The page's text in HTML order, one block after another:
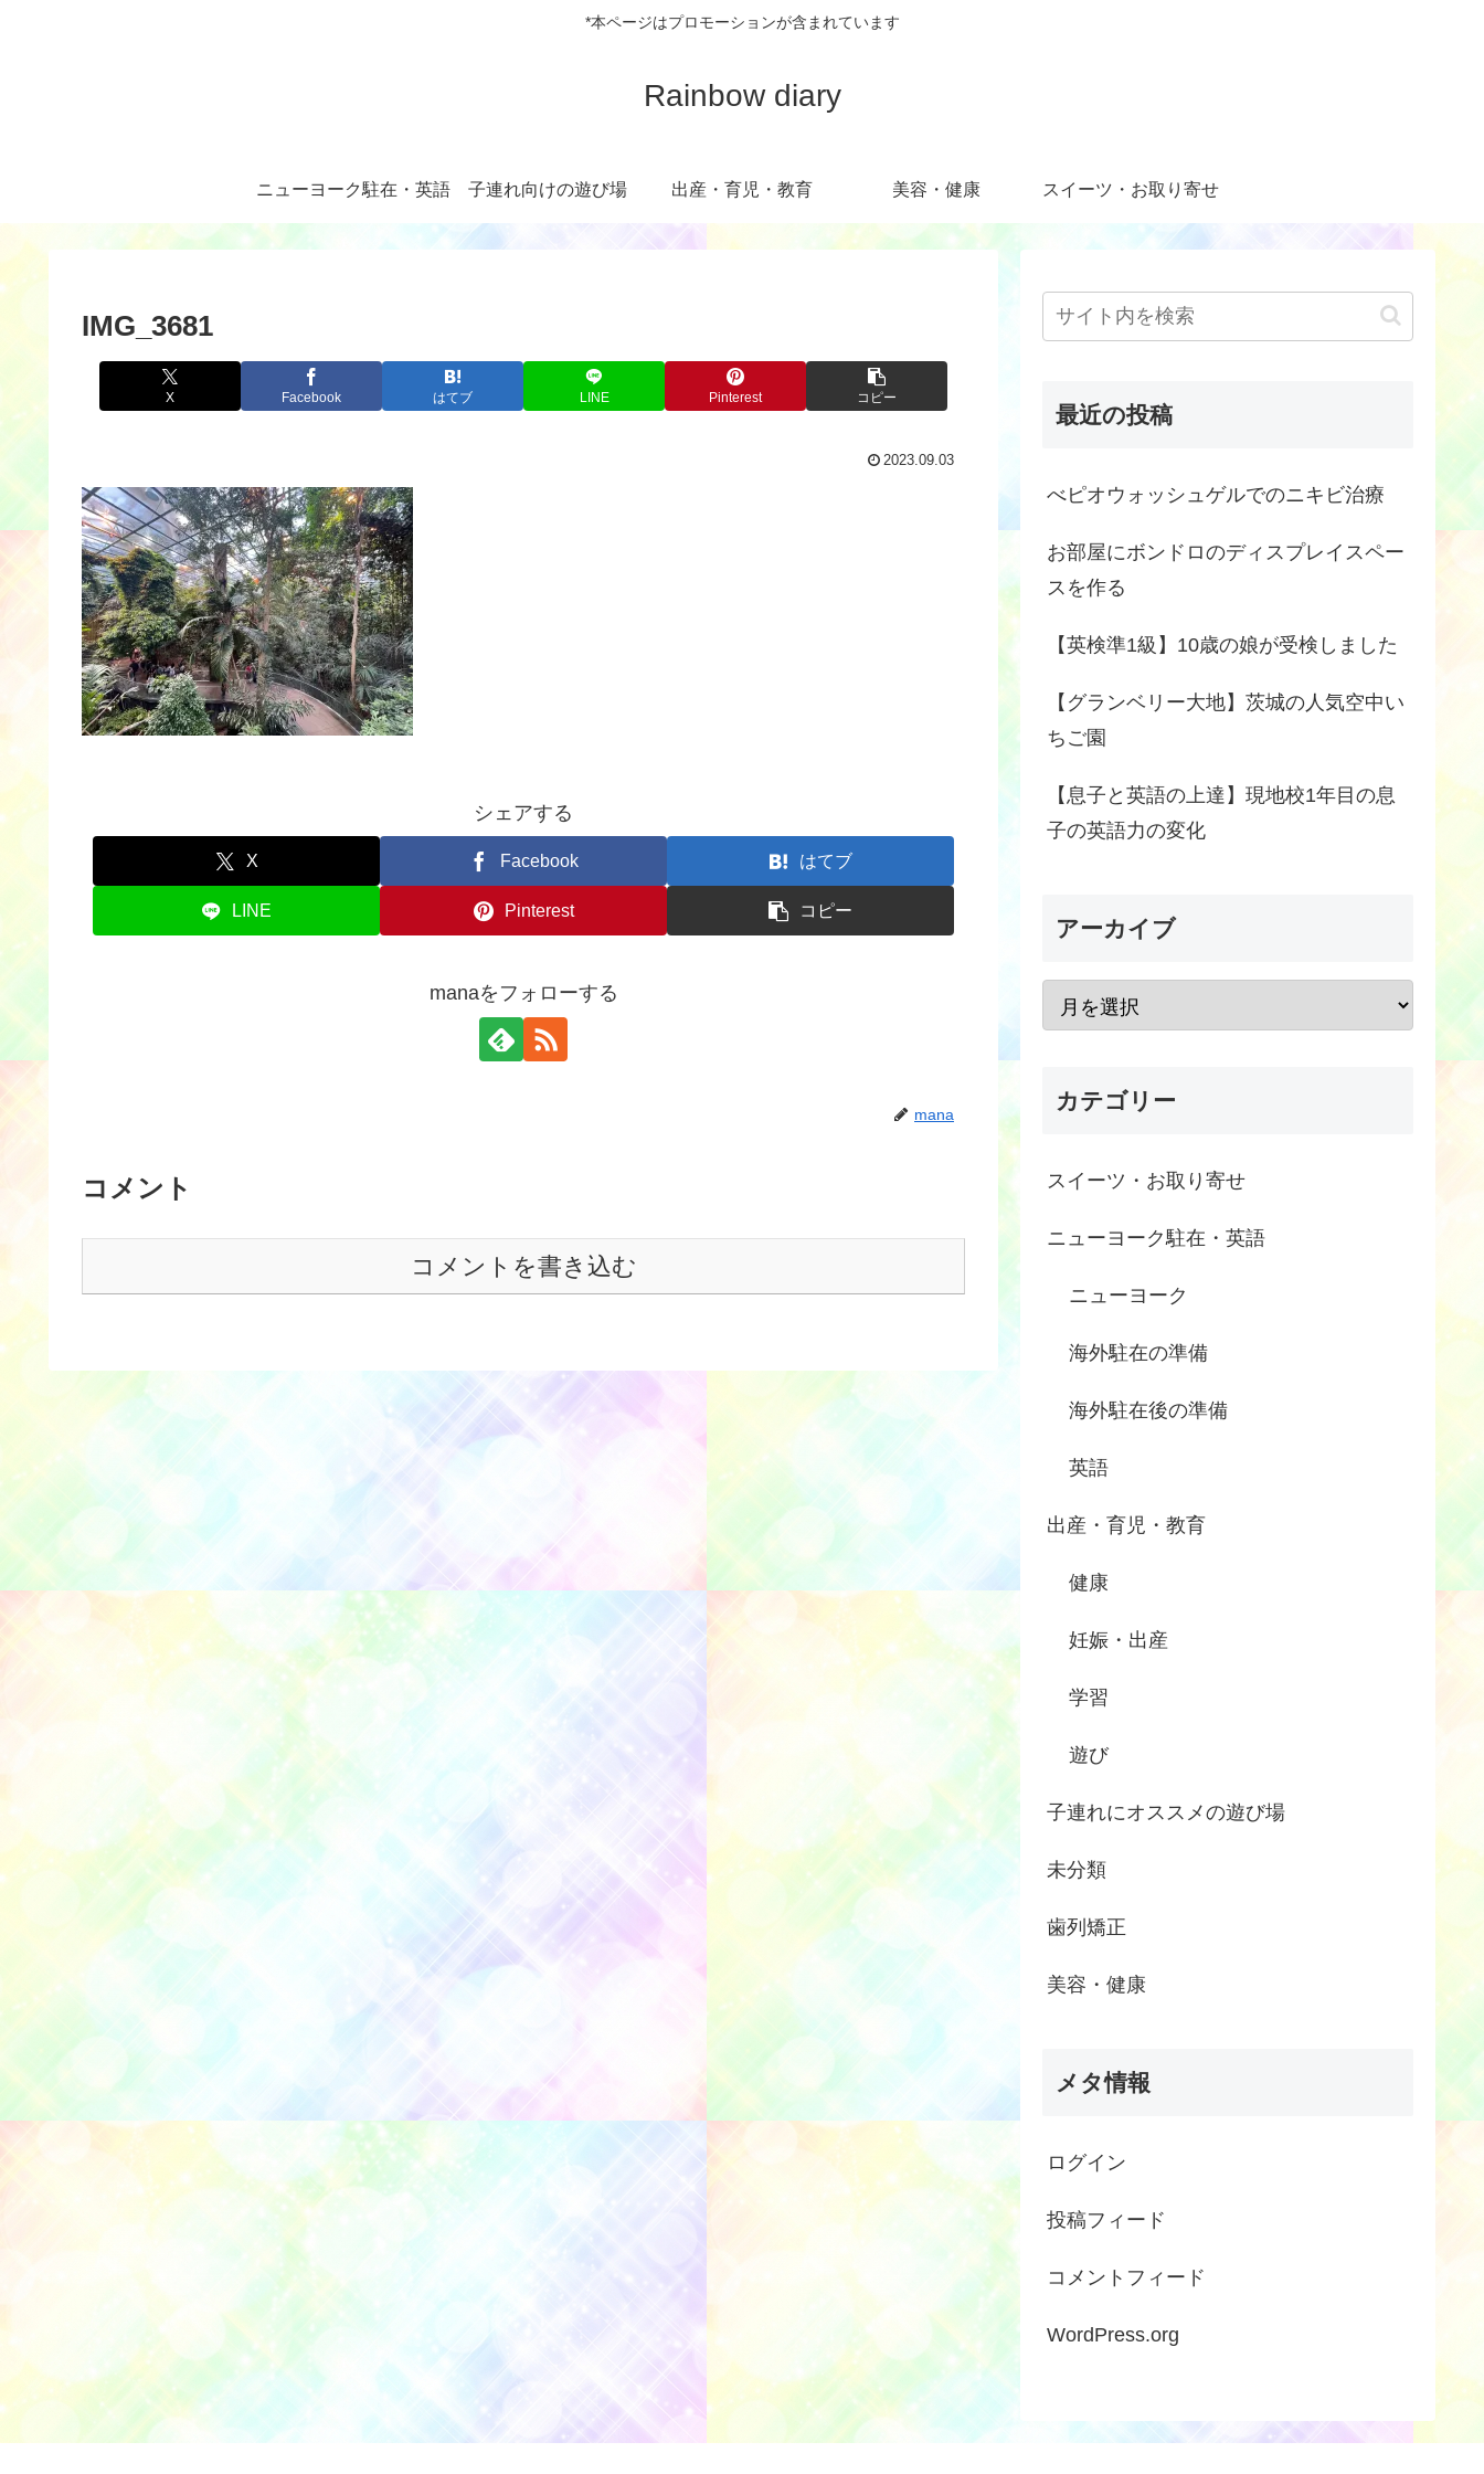
*本ページはプロモーションが含まれています
Rainbow diary
ニューヨーク駐在・英語 子連れ向けの遊び場 出産・育児・教育 美容・健康 スイーツ・お取り寄せ
IMG_3681
X Facebook はてブ LINE Pinterest コピー
2023.09.03
シェアする
X Facebook はてブ
LINE Pinterest コピー
manaをフォローする
mana
コメント
コメントを書き込む
最近の投稿
べピオウォッシュゲルでのニキビ治療
お部屋にボンドロのディスプレイスペー
スを作る
【英検準1級】10歳の娘が受検しました
【グランベリー大地】茨城の人気空中い
ちご園
【息子と英語の上達】現地校1年目の息
子の英語力の変化
アーカイブ
カテゴリー
スイーツ・お取り寄せ
ニューヨーク駐在・英語
ニューヨーク
海外駐在の準備
海外駐在後の準備
英語
出産・育児・教育
健康
妊娠・出産
学習
遊び
子連れにオススメの遊び場
未分類
歯列矯正
美容・健康
メタ情報
ログイン
投稿フィード
コメントフィード
WordPress.org